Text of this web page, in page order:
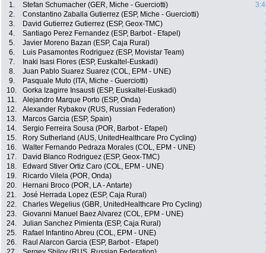
1. Stefan Schumacher (GER, Miche - Guerciotti)
2.
Constantino Zaballa Gutierrez (ESP, Miche - Guerciotti)
3.
David Gutierrez Gutierrez (ESP, Geox-TMC)
4.
Santiago Perez Fernandez (ESP, Barbot - Efapel)
5.
Javier Moreno Bazan (ESP, Caja Rural)
6.
Luis Pasamontes Rodriguez (ESP, Movistar Team)
7.
Inaki Isasi Flores (ESP, Euskaltel-Euskadi)
8.
Juan Pablo Suarez Suarez (COL, EPM - UNE)
9.
Pasquale Muto (ITA, Miche - Guerciotti)
10.
Gorka Izagirre Insausti (ESP, Euskaltel-Euskadi)
11.
Alejandro Marque Porto (ESP, Onda)
12.
Alexander Rybakov (RUS, Russian Federation)
13.
Marcos Garcia (ESP, Spain)
14.
Sergio Ferreira Sousa (POR, Barbot - Efapel)
15.
Rory Sutherland (AUS, UnitedHealthcare Pro Cycling)
16.
Walter Fernando Pedraza Morales (COL, EPM - UNE)
17.
David Blanco Rodriguez (ESP, Geox-TMC)
18.
Edward Stiver Ortiz Caro (COL, EPM - UNE)
19.
Ricardo Vilela (POR, Onda)
20.
Hernani Broco (POR, LA - Antarte)
21.
José Herrada Lopez (ESP, Caja Rural)
22.
Charles Wegelius (GBR, UnitedHealthcare Pro Cycling)
23.
Giovanni Manuel Baez Alvarez (COL, EPM - UNE)
24.
Julian Sanchez Pimienta (ESP, Caja Rural)
25.
Rafael Infantino Abreu (COL, EPM - UNE)
26.
Raul Alarcon Garcia (ESP, Barbot - Efapel)